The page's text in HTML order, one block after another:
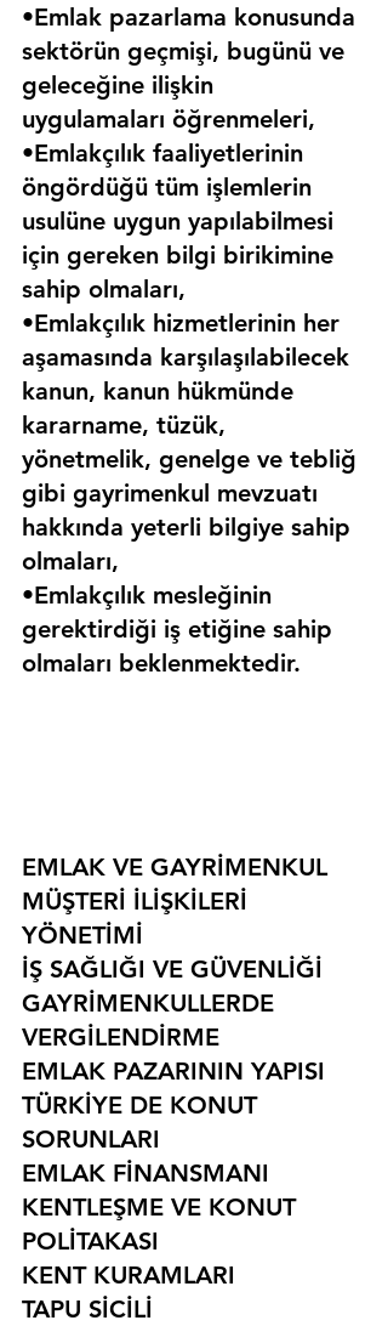
•Emlak pazarlama konusunda
sektörün geçmişi, bugünü ve
geleceğine ilişkin
uygulamaları öğrenmeleri,
•Emlakçılık faaliyetlerinin
öngördüğü tüm işlemlerin
usulüne uygun yapılabilmesi
için gereken bilgi birikimine
sahip olmaları,
•Emlakçılık hizmetlerinin her
aşamasında karşılaşılabilecek
kanun, kanun hükmünde
kararname, tüzük,
yönetmelik, genelge ve tebliğ
gibi gayrimenkul mevzuatı
hakkında yeterli bilgiye sahip
olmaları,
•Emlakçılık mesleğinin
gerektirdiği iş etiğine sahip
olmaları beklenmektedir.
EMLAK VE GAYRİMENKUL
MÜŞTERİ İLİŞKİLERİ
YÖNETİMİ
İŞ SAĞLIĞI VE GÜVENLİĞİ
GAYRİMENKULLERDE
VERGİLENDİRME
EMLAK PAZARININ YAPISI
TÜRKİYE DE KONUT
SORUNLARI
EMLAK FİNANSMANI
KENTLEŞME VE KONUT
POLİTAKASI
KENT KURAMLARI
TAPU SİCİLİ